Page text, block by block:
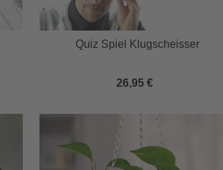
Quiz Spiel Klugscheisser
26,95 €